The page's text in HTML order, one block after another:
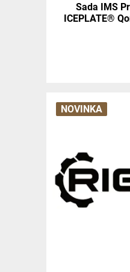
Sada IMS
ICEPLATE®
NOVINKA